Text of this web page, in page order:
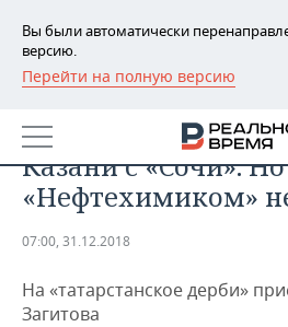
Вы были автоматически
версию.
Перейти на полную версию
РЕГИОНЫ
БАШКОРТОСТАН
ТАТАРСТАН
НОВОСТИ
АНАЛИТИКА
ДЕКЛАРАЦИИ О ДОХОДАХ
НОВОСТИ ЭКОНОМИКИ
ПРОМЫШЛЕННОСТЬ
Буцаев обыгрывал
Казани с «Сочи».
«Нефтехимиком»
07:00, 31.12.2018
На «татарстанское дерби»
Загитова